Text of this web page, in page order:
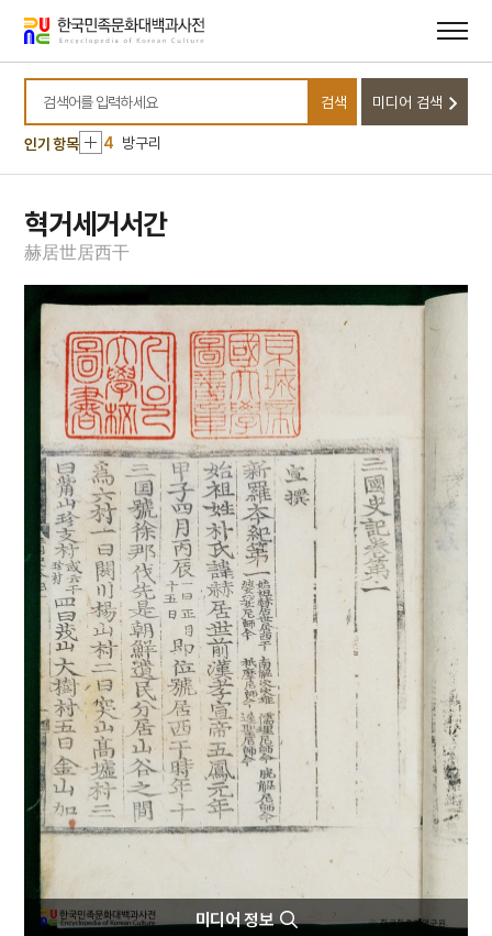
바로가기
바로가기
검색어를 입력하세요
검색 미디어 검색
인기 항목
1 금성대군
2 능소화
3 모래톱 이야기
4 방구리
5 봉산서원
상락아정
7 절기
9 김학순
10 대한독립의군부
1 금성대군
2 능소화
3 모래톱 이야기
4
방구리
5
봉산서원
상락아정
7
절기
8 고사관수도
9 김학순
10
대한독립의군부
혁거세거서간
赫居世居西干
미디어 정보